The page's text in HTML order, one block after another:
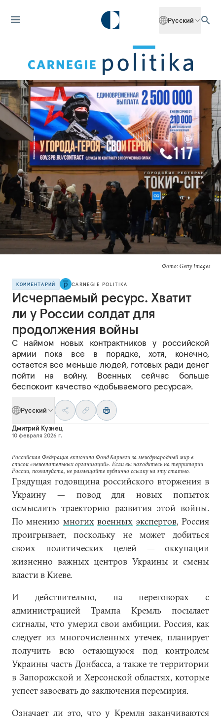
Русский
Фото: Getty Images
КОММЕНТАРИЙ CARNEGIE POLITIKA
Исчерпаемый ресурс. Хватит
ли у России солдат для
продолжения войны
С наймом новых контрактников у российской
армии пока все в порядке, хотя, конечно,
остается все меньше людей, готовых ради денег
пойти на войну. Военных сейчас больше
беспокоит качество «добываемого ресурса».
Русский
Дмитрий Кузнец
10 февраля 2026 г.
Российская Федерация включила Фонд Карнеги за международный мир в
список «нежелательных организаций». Если вы находитесь на территории
России, пожалуйста, не размещайте публично ссылку на эту статью.
Грядущая годовщина российского вторжения в
Украину — повод для новых попыток
осмыслить траекторию развития этой войны.
По мнению многих военных экспертов, Россия
проигрывает, поскольку не может добиться
своих политических целей — оккупации
жизненно важных центров Украины и смены
власти в Киеве.
И действительно, на переговорах с
администрацией Трампа Кремль посылает
сигналы, что умерил свои амбиции. Россия, как
следует из многочисленных утечек, планирует
получить всю остающуюся под контролем
Украины часть Донбасса, а также те территории
в Запорожской и Херсонской областях, которые
успеет завоевать до заключения перемирия.
Означает ли это, что у Кремля заканчиваются